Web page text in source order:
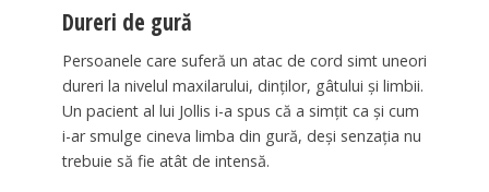
Dureri de gură
Persoanele care suferă un atac de cord simt uneori
dureri la nivelul maxilarului, dinților, gâtului și limbii.
Un pacient al lui Jollis i-a spus că a simțit ca și cum
i-ar smulge cineva limba din gură, deși senzația nu
trebuie să fie atât de intensă.